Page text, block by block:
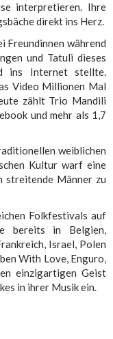
interpretieren. Ihre
direkt ins Herz.
Freundinnen während
und Tatuli dieses
ins Internet stellte.
Video Millionen Mal
zählt Trio Mandili
und mehr als 1,7
weiblichen
Kultur warf eine
streitende Männer zu
Folkfestivals auf
bereits in Belgien,
Israel, Polen
With Love, Enguro,
einzigartigen Geist
in ihrer Musik ein.